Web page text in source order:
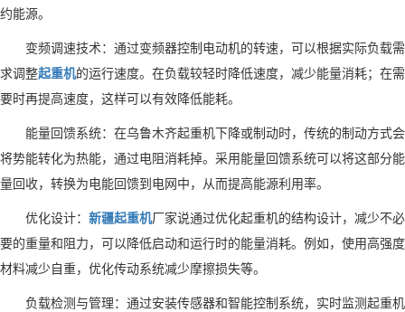
约能源。
变频调速技术：通过变频器控制电动机的转速，可以根据实际负载需
求调整起重机的运行速度。在负载较轻时降低速度，减少能量消耗；在需
要时再提高速度，这样可以有效降低能耗。
能量回馈系统：在乌鲁木齐起重机下降或制动时，传统的制动方式会
将势能转化为热能，通过电阻消耗掉。采用能量回馈系统可以将这部分能
量回收，转换为电能回馈到电网中，从而提高能源利用率。
优化设计： 新疆起重机厂家说通过优化起重机的结构设计，减少不必
要的重量和阻力，可以降低启动和运行时的能量消耗。例如，使用高强度
材料减少自重，优化传动系统减少摩擦损失等。
负载检测与管理：通过安装传感器和智能控制系统，实时监测起重机